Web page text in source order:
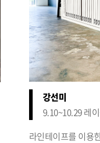
강선미
9.10~10.29 레
라인테이프를 이용